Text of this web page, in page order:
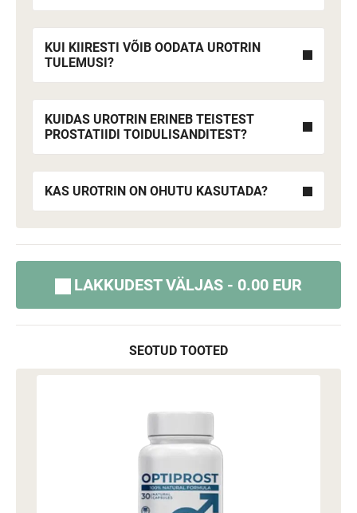
KUI KIIRESTI VÕIB OODATA UROTRIN
TULEMUSI?
KUIDAS UROTRIN ERINEB TEISTEST
PROSTATIIDI TOIDULISANDITEST?
KAS UROTRIN ON OHUTU KASUTADA?
LAKKUDEST VÄLJAS - 0.00 EUR
SEOTUD TOOTED